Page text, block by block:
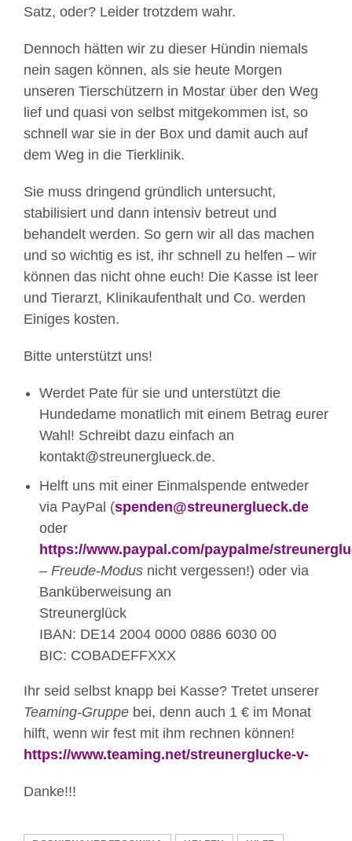
– 241011_Wilma
Satz, oder? Leider trotzdem wahr.
Dennoch hätten wir zu dieser Hündin niemals
nein sagen können, als sie heute Morgen
unseren Tierschützern in Mostar über den Weg
lief und quasi von selbst mitgekommen ist, so
schnell war sie in der Box und damit auch auf
dem Weg in die Tierklinik.
Sie muss dringend gründlich untersucht,
stabilisiert und dann intensiv betreut und
behandelt werden. So gern wir all das machen
und so wichtig es ist, ihr schnell zu helfen – wir
können das nicht ohne euch! Die Kasse ist leer
und Tierarzt, Klinikaufenthalt und Co. werden
Einiges kosten.
Bitte unterstützt uns!
Werdet Pate für sie und unterstützt die
Hundedame monatlich mit einem Betrag eurer
Wahl! Schreibt dazu einfach an
kontakt@streunerglueck.de.
Helft uns mit einer Einmalspende entweder
via PayPal (spenden@streunerglueck.de
oder
https://www.paypal.com/paypalme/
– Freude-Modus nicht vergessen!) oder via
Banküberweisung an
Streunerglück
IBAN: DE14 2004 0000 0886 6030 00
BIC: COBADEFFXXX
Ihr seid selbst knapp bei Kasse? Tretet unserer
Teaming-Gruppe bei, denn auch 1 € im Monat
hilft, wenn wir fest mit ihm rechnen können!
https://www.teaming.net/streunerglucke-v-
Danke!!!